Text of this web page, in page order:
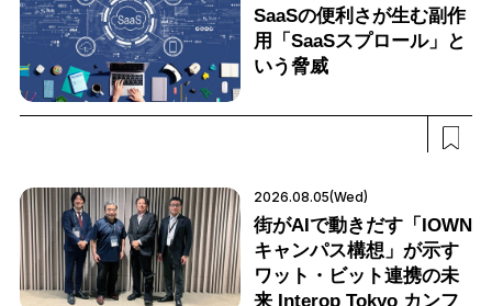
SaaSの便利さが生む副作
用「SaaSスプロール」と
いう脅威
2026.08.05(Wed)
街がAIで動きだす「IOWN
キャンパス構想」が示す
ワット・ビット連携の未
来 Interop Tokyo カンフ